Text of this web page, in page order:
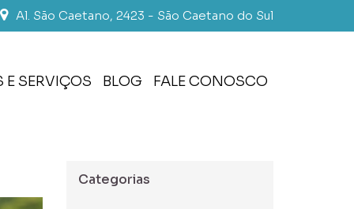
Al. São Caetano, 2423 - São Caetano do Sul
E SERVIÇOS BLOG FALE CONOSCO
Categorias